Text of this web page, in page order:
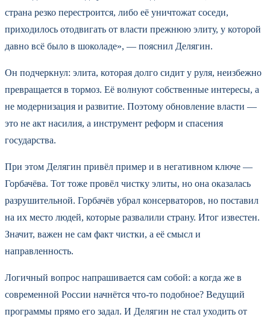
страна резко перестроится, либо её уничтожат соседи,
приходилось отодвигать от власти прежнюю элиту, у которой
давно всё было в шоколаде», — пояснил Делягин.
Он подчеркнул: элита, которая долго сидит у руля, неизбежно
превращается в тормоз. Её волнуют собственные интересы, а
не модернизация и развитие. Поэтому обновление власти —
это не акт насилия, а инструмент реформ и спасения
государства.
При этом Делягин привёл пример и в негативном ключе —
Горбачёва. Тот тоже провёл чистку элиты, но она оказалась
разрушительной. Горбачёв убрал консерваторов, но поставил
на их место людей, которые развалили страну. Итог известен.
Значит, важен не сам факт чистки, а её смысл и
направленность.
Логичный вопрос напрашивается сам собой: а когда же в
современной России начнётся что-то подобное? Ведущий
программы прямо его задал. И Делягин не стал уходить от